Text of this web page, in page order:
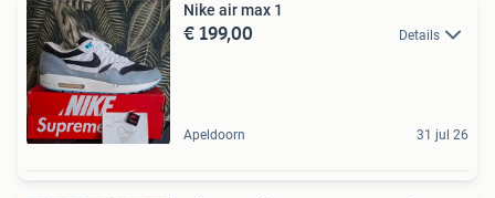
Nike air max 1
€ 199,00 Details
Apeldoorn 31 jul 26